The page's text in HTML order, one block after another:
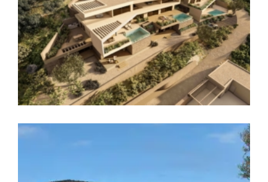
Νέα Μονοκατοικία στην Εύβοια